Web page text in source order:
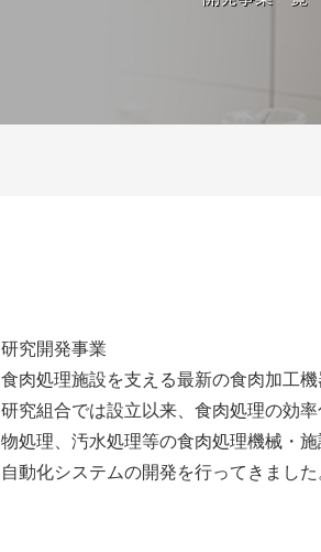
研究開発事業
食肉処理施設を支える最新の食肉加工機
研究組合では設立以来、食肉処理の効
物処理、汚水処理等の食肉処理機械・
自動化システムの開発を行ってきました